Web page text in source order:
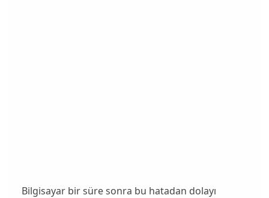
Bilgisayar bir süre sonra bu hatadan dolayı